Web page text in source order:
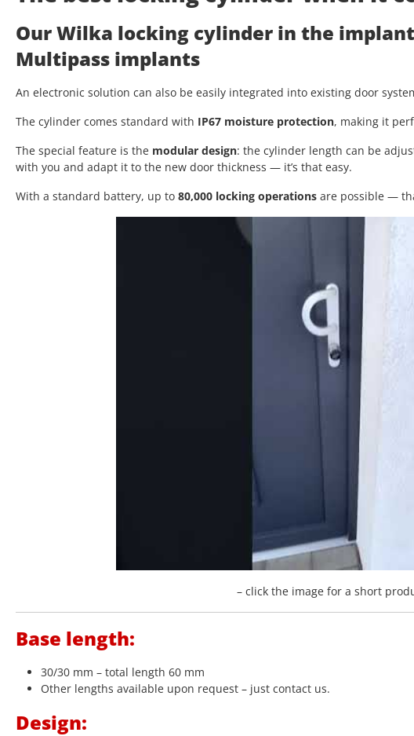
Our Wilka locking cylinder in the
Multipass implants
An electronic solution can also be easily integrated into existing door
The cylinder comes standard with IP67 moisture protection, making it
The special feature is the modular design: the cylinder length can be
with you and adapt it to the new door thickness — it’s that easy.
With a standard battery, up to 80,000 locking operations are possible —
– click the image for a short
Base length:
30/30 mm – total length 60 mm
Other lengths available upon request – just contact us.
Design: